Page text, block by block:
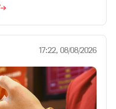
17:22, 08/08/2026